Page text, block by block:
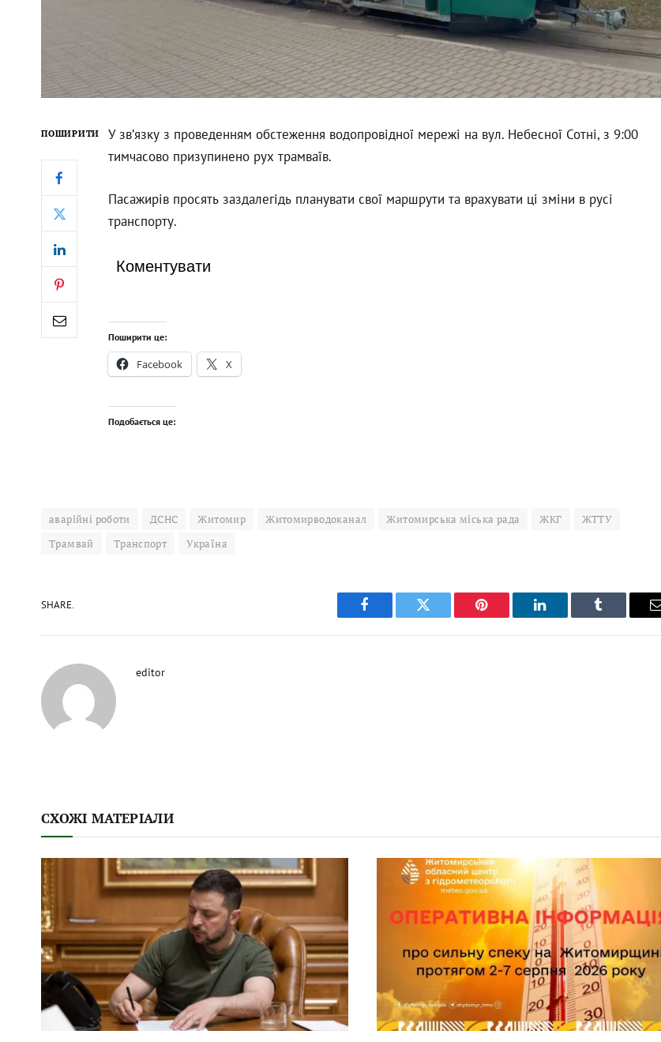
ПОШИРИТИ
У зв’язку з проведенням обстеження водопровідної мережі на вул. Небесної Сотні, з 9:00
тимчасово призупинено рух трамваїв.
Пасажирів просять заздалегідь планувати свої маршрути та врахувати ці зміни в русі
транспорту.
Коментувати
Поширити це:
Facebook X
Подобається це:
аварійні роботи ДСНС Житомир Житомирводоканал Житомирська міська рада ЖКГ
ЖТТУ
Трамвай
Транспорт Україна
SHARE.
Facebook Twitter Pinterest LinkedIn Tumblr
editor
СХОЖІ МАТЕРІАЛИ